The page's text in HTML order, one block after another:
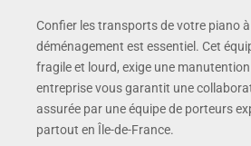
Confier les transports de votre piano
déménagement est essentiel. Cet
fragile et lourd, exige une
entreprise vous garantit une
assurée par une équipe de porteurs
partout en Île-de-France.